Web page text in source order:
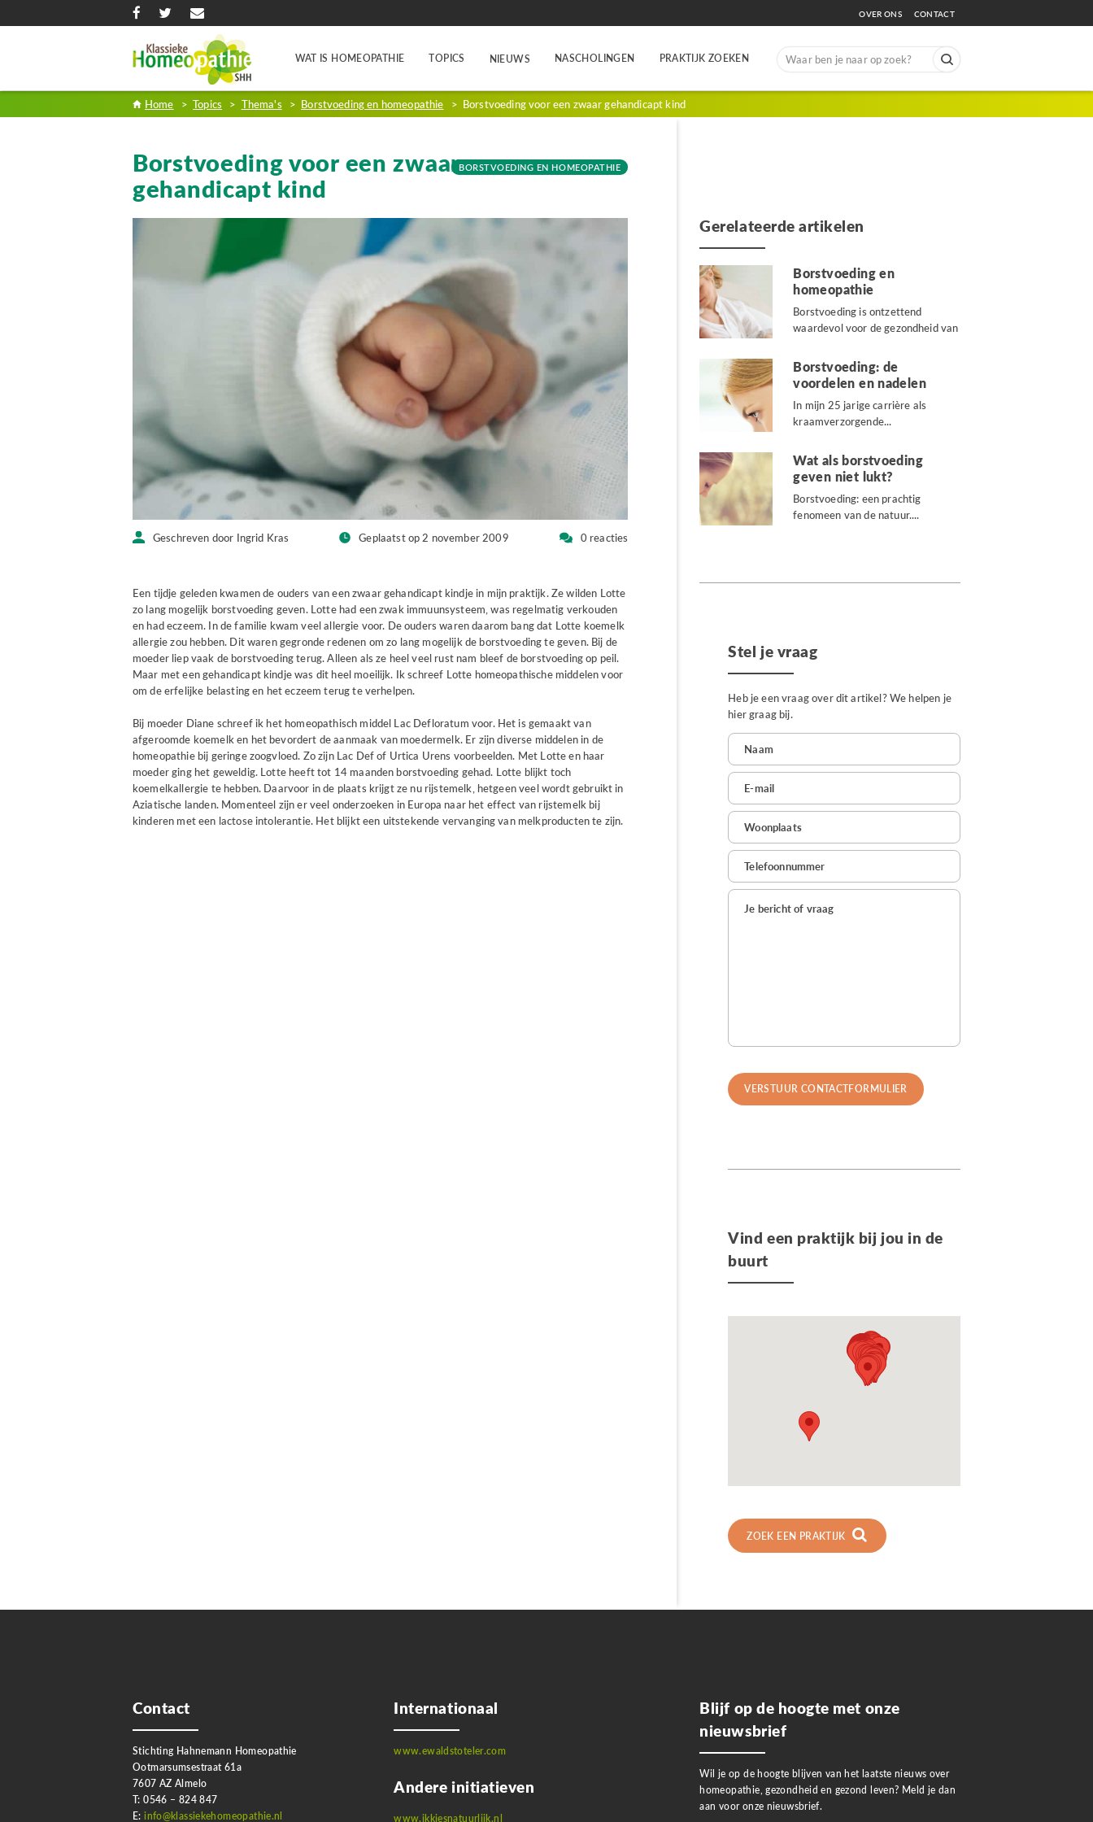
OVER ONS CONTACT
WAT IS HOMEOPATHIE TOPICS NIEUWS NASCHOLINGEN PRAKTIJK ZOEKEN
Search
Home > Topics > Thema's > Borstvoeding en homeopathie > Borstvoeding voor een zwaar gehandicapt kind
Borstvoeding voor een zwaar
gehandicapt kind
BORSTVOEDING EN HOMEOPATHIE
Geschreven door Ingrid Kras Geplaatst op 2 november 2009 0 reacties
Een tijdje geleden kwamen de ouders van een zwaar gehandicapt kindje in mijn praktijk. Ze wilden Lotte
zo lang mogelijk borstvoeding geven. Lotte had een zwak immuunsysteem, was regelmatig verkouden
en had eczeem. In de familie kwam veel allergie voor. De ouders waren daarom bang dat Lotte koemelk
allergie zou hebben. Dit waren gegronde redenen om zo lang mogelijk de borstvoeding te geven. Bij de
moeder liep vaak de borstvoeding terug. Alleen als ze heel veel rust nam bleef de borstvoeding op peil.
Maar met een gehandicapt kindje was dit heel moeilijk. Ik schreef Lotte homeopathische middelen voor
om de erfelijke belasting en het eczeem terug te verhelpen.
Bij moeder Diane schreef ik het homeopathisch middel Lac Defloratum voor. Het is gemaakt van
afgeroomde koemelk en het bevordert de aanmaak van moedermelk. Er zijn diverse middelen in de
homeopathie bij geringe zoogvloed. Zo zijn Lac Def of Urtica Urens voorbeelden. Met Lotte en haar
moeder ging het geweldig. Lotte heeft tot 14 maanden borstvoeding gehad. Lotte blijkt toch
koemelkallergie te hebben. Daarvoor in de plaats krijgt ze nu rijstemelk, hetgeen veel wordt gebruikt in
Aziatische landen. Momenteel zijn er veel onderzoeken in Europa naar het effect van rijstemelk bij
kinderen met een lactose intolerantie. Het blijkt een uitstekende vervanging van melkproducten te zijn.
Gerelateerde artikelen
Borstvoeding en
homeopathie
Borstvoeding is ontzettend
waardevol voor de gezondheid van
Borstvoeding: de
voordelen en nadelen
In mijn 25 jarige carrière als
kraamverzorgende...
Wat als borstvoeding
geven niet lukt?
Borstvoeding: een prachtig
fenomeen van de natuur....
Stel je vraag
Heb je een vraag over dit artikel? We helpen je
hier graag bij.
Vind een praktijk bij jou in de
buurt
ZOEK EEN PRAKTIJK
Contact
Stichting Hahnemann Homeopathie
Ootmarsumsestraat 61a
7607 AZ Almelo
T: 0546 – 824 847
E:info@klassiekehomeopathie.nl
Internationaal
www.ewaldstoteler.com
Andere initiatieven
www.ikkiesnatuurlijk.nl
Blijf op de hoogte met onze
nieuwsbrief
Wil je op de hoogte blijven van het laatste nieuws over
homeopathie, gezondheid en gezond leven? Meld je dan
aan voor onze nieuwsbrief.